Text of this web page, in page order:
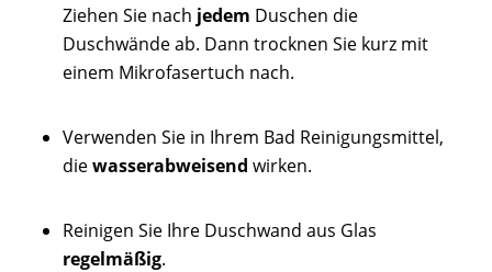
Ziehen Sie nach jedem Duschen die
Duschwände ab. Dann trocknen Sie kurz mit
einem Mikrofasertuch nach.
Verwenden Sie in Ihrem Bad Reinigungsmittel,
diewasserabweisend wirken.
Reinigen Sie Ihre Duschwand aus Glas
regelmäßig.